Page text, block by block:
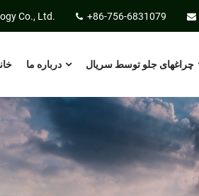
Co., Ltd. +86-756-6831079
درباره ما چراغهای جلو توسط سریال